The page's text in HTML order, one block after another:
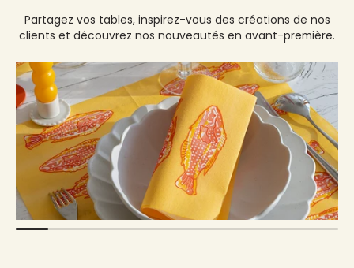
Partagez vos tables, inspirez-vous des créations de nos
clients et découvrez nos nouveautés en avant-première.